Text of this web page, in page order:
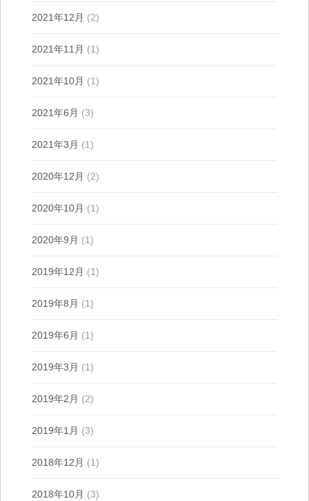
2021年12月 (2)
2021年11月 (1)
2021年10月 (1)
2021年6月 (3)
2021年3月 (1)
2020年12月 (2)
2020年10月 (1)
2020年9月 (1)
2019年12月 (1)
2019年8月 (1)
2019年6月 (1)
2019年3月 (1)
2019年2月 (2)
2019年1月 (3)
2018年12月 (1)
2018年10月 (3)